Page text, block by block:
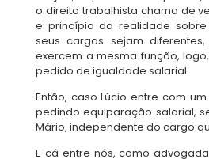
o direito trabalhista chama de
e princípio da realidade
seus cargos sejam
exercem a mesma função,
pedido de igualdade salarial.
Então, caso Lúcio entre com
pedindo equiparação salarial,
Mário, independente do cargo
E cá entre nós, como